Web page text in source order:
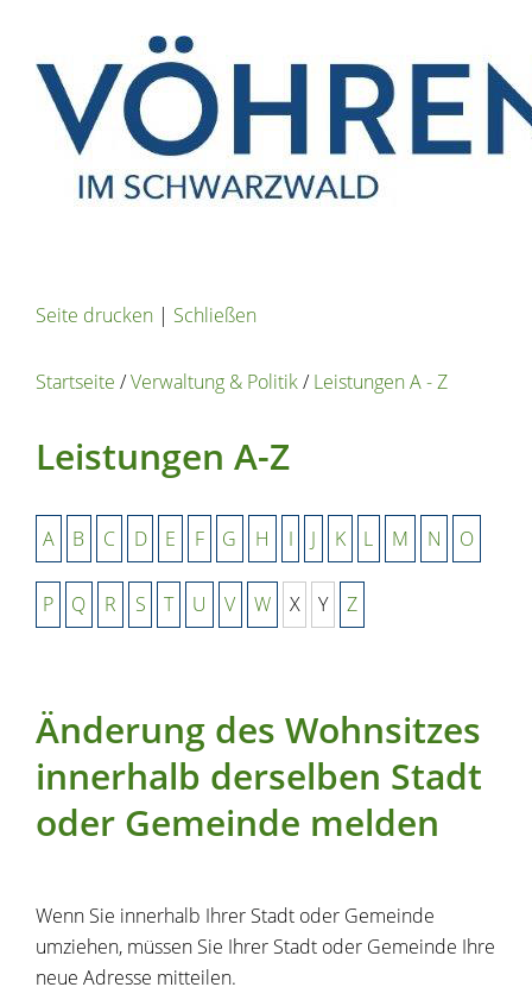
Seite drucken | Schließen
Startseite /Verwaltung & Politik/Leistungen A - Z
Leistungen A-Z
A B C D E F G H I J K L M N O
P Q R S T U V W X Y Z
Änderung des Wohnsitzes
innerhalb derselben Stadt
oder Gemeinde melden
Wenn Sie innerhalb Ihrer Stadt oder Gemeinde
umziehen, müssen Sie Ihrer Stadt oder Gemeinde Ihre
neue Adresse mitteilen.